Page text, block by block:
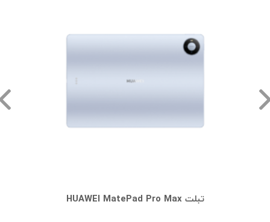
تبلت HUAWEI MatePad Pro Max